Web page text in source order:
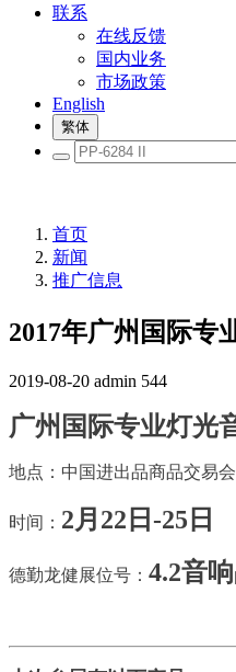
联系
在线反馈
国内业务
市场政策
English
繁体
首页
新闻
推广信息
2017年广州国际专
2019-08-20 admin 544
广州国际专业灯光
地点：中国进出品商品交易
时间： 2月22日-25日
德勤龙健展位号： 4.2音